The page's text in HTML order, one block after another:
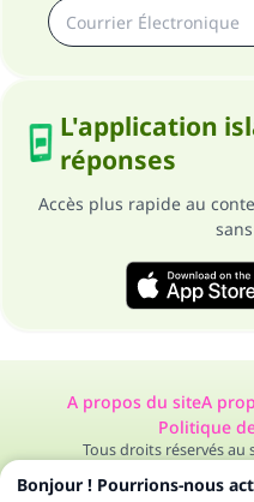
L'application
réponses
Accès plus rapide au
A propos du siteA
Politique
Tous droits réservés au
Bonjour ! Pourrions-nous